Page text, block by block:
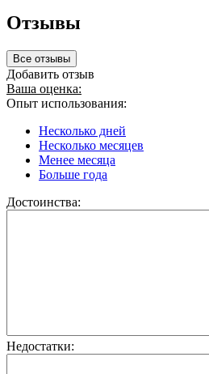
Отзывы
Все отзывы
Добавить отзыв
Ваша оценка:
Опыт использования:
Несколько дней
Несколько месяцев
Менее месяца
Больше года
Достоинства:
Недостатки: